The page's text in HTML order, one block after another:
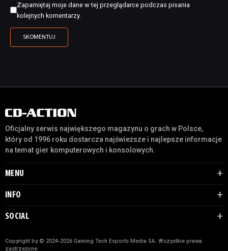
Zapamiętaj moje dane w tej przeglądarce podczas pisania
kolejnych komentarzy.
Oficjalny serwis największego magazynu o grach w Polsce,
który od 1996 roku dostarcza najświeższe i najlepsze informacje
na temat gier komputerowych i konsolowych.
MENU
INFO
SOCIAL
Copyright by © 2024-2026 Gaming Tech Esports Media SA. Wszystkie prawa
zastrzeżone.